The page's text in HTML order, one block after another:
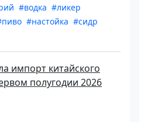
#водка #ликер
#настойка #сидр
импорт китайского
полугодии 2026